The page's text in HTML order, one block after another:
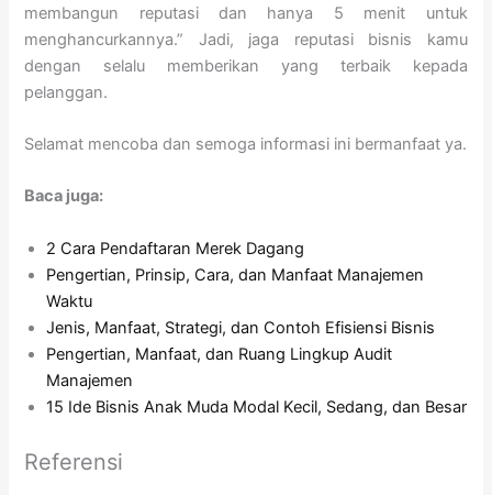
membangun reputasi dan hanya 5 menit untuk
menghancurkannya.” Jadi, jaga reputasi bisnis kamu
dengan selalu memberikan yang terbaik kepada
pelanggan.
Selamat mencoba dan semoga informasi ini bermanfaat ya.
Baca juga:
2 Cara Pendaftaran Merek Dagang
Pengertian, Prinsip, Cara, dan Manfaat Manajemen
Waktu
Jenis, Manfaat, Strategi, dan Contoh Efisiensi Bisnis
Pengertian, Manfaat, dan Ruang Lingkup Audit
Manajemen
15 Ide Bisnis Anak Muda Modal Kecil, Sedang, dan Besar
Referensi